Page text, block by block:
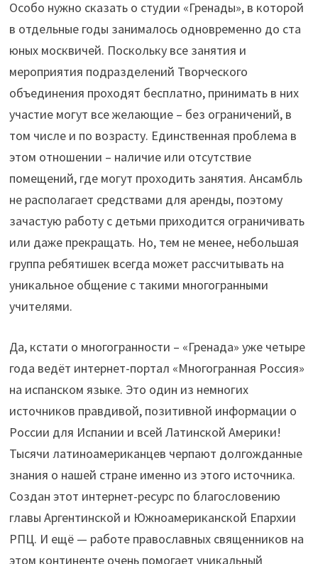
Особо нужно сказать о студии «Гренады», в которой
в отдельные годы занималось одновременно до ста
юных москвичей. Поскольку все занятия и
мероприятия подразделений Творческого
объединения проходят бесплатно, принимать в них
участие могут все желающие – без ограничений, в
том числе и по возрасту. Единственная проблема в
этом отношении – наличие или отсутствие
помещений, где могут проходить занятия. Ансамбль
не располагает средствами для аренды, поэтому
зачастую работу с детьми приходится ограничивать
или даже прекращать. Но, тем не менее, небольшая
группа ребятишек всегда может рассчитывать на
уникальное общение с такими многогранными
учителями.
Да, кстати о многогранности – «Гренада» уже четыре
года ведёт интернет-портал «Многогранная Россия»
на испанском языке. Это один из немногих
источников правдивой, позитивной информации о
России для Испании и всей Латинской Америки!
Тысячи латиноамериканцев черпают долгожданные
знания о нашей стране именно из этого источника.
Создан этот интернет-ресурс по благословению
главы Аргентинской и Южноамериканской Епархии
РПЦ. И ещё — работе православных священников на
этом континенте очень помогает уникальный